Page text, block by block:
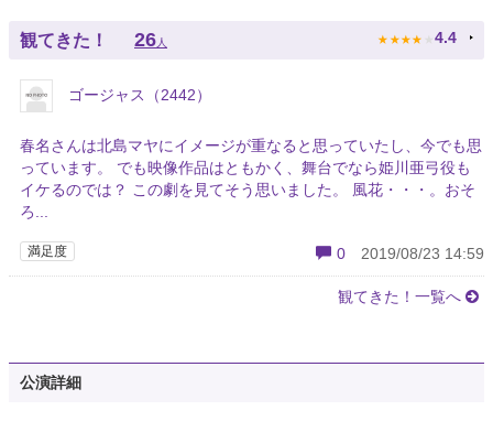
観てきた！ 26 人 ★ ★ ★ ★ ★ 4.4
ゴージャス（2442）
春名さんは北島マヤにイメージが重なると思っていたし、今でも思
っています。 でも映像作品はともかく、舞台でなら姫川亜弓役も
イケるのでは？ この劇を見てそう思いました。 風花・・・。おそ
ろ...
満足度 0 2019/08/23 14:59
観てきた！一覧へ
公演詳細